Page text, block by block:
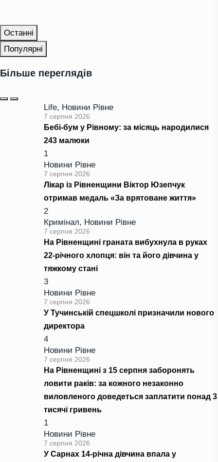
Останні
Популярні
Більше переглядів
Life, Новини Рівне
7 серпня 2026
Бебі-бум у Рівному: за місяць народилися
243 малюки
1
Новини Рівне
7 серпня 2026
Лікар із Рівненщини Віктор Юзепчук
отримав медаль «За врятоване життя»
2
Кримінал, Новини Рівне
7 серпня 2026
На Рівненщині граната вибухнула в руках
22-річного хлопця: він та його дівчина у
тяжкому стані
3
Новини Рівне
7 серпня 2026
У Тучинській спецшколі призначили нового
директора
4
Новини Рівне
7 серпня 2026
На Рівненщині з 15 серпня заборонять
ловити раків: за кожного незаконно
виловленого доведеться заплатити понад 3
тисячі гривень
1
Новини Рівне
7 серпня 2026
У Сарнах 14-річна дівчина впала у